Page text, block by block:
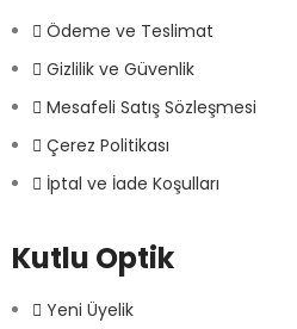
Ödeme ve Teslimat
Gizlilik ve Güvenlik
Mesafeli Satış Sözleşmesi
Çerez Politikası
İptal ve İade Koşulları
Kutlu Optik
Yeni Üyelik